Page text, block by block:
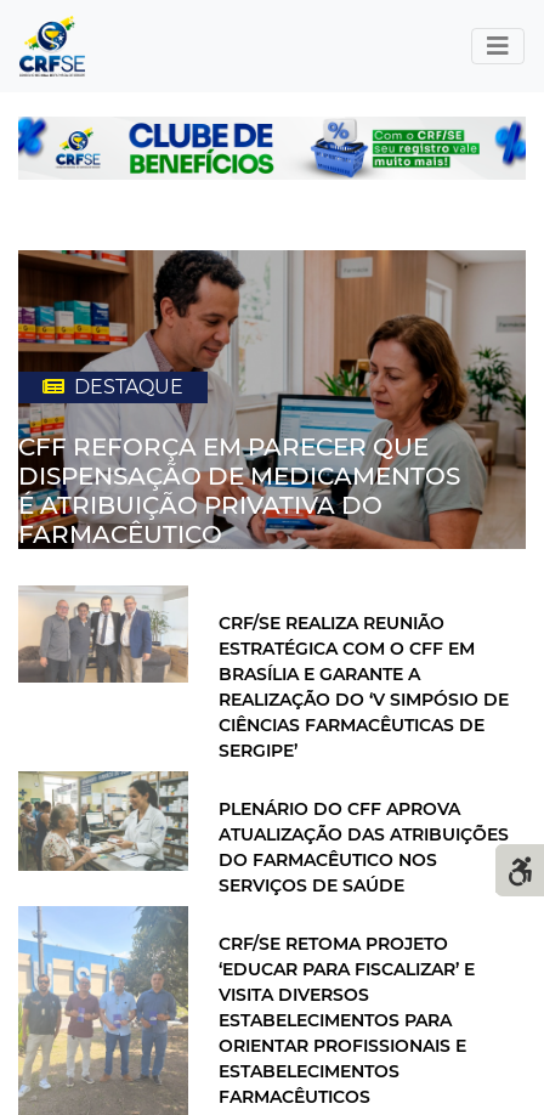
DESTAQUE
CFF REFORÇA EM PARECER QUE
DISPENSAÇÃO DE MEDICAMENTOS
É ATRIBUIÇÃO PRIVATIVA DO
FARMACÊUTICO
CRF/SE REALIZA REUNIÃO
ESTRATÉGICA COM O CFF EM
BRASÍLIA E GARANTE A
REALIZAÇÃO DO ‘V SIMPÓSIO DE
CIÊNCIAS FARMACÊUTICAS DE
SERGIPE’
PLENÁRIO DO CFF APROVA
ATUALIZAÇÃO DAS ATRIBUIÇÕES
DO FARMACÊUTICO NOS
SERVIÇOS DE SAÚDE
CRF/SE RETOMA PROJETO
‘EDUCAR PARA FISCALIZAR’ E
VISITA DIVERSOS
ESTABELECIMENTOS PARA
ORIENTAR PROFISSIONAIS E
ESTABELECIMENTOS
FARMACÊUTICOS